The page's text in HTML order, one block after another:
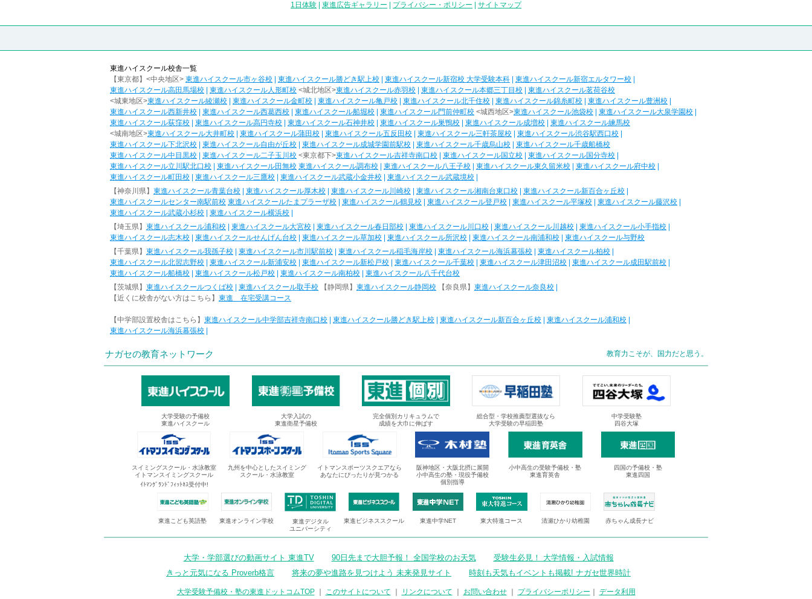
1日体験
東進広告ギャラリー プライバシー・ポリシー サイトマップ
東進ハイスクール校舎一覧
【東京都】<中央地区> 東進ハイスクール市ヶ谷校 東進ハイスクール勝どき駅上校 東進ハイスクール新宿校 大学受験本科 東進ハイスクール新宿エルタワー校
東進ハイスクール高田馬場校
東進ハイスクール人形町校 <城北地区>東進ハイスクール赤羽校 東進ハイスクール本郷三丁目校
東進ハイスクール茗荷谷校
<城東地区>東進ハイスクール綾瀬校 東進ハイスクール金町校 東進ハイスクール亀戸校 東進ハイスクール北千住校 東進ハイスクール錦糸町校 東進ハイスクール豊洲校
東進ハイスクール西新井校
東進ハイスクール西葛西校 東進ハイスクール船堀校 東進ハイスクール門前仲町校 <城西地区>東進ハイスクール池袋校 東進ハイスクール大泉学園校
東進ハイスクール荻窪校
東進ハイスクール高円寺校 東進ハイスクール石神井校 東進ハイスクール巣鴨校 東進ハイスクール成増校
東進ハイスクール練馬校
<城南地区>東進ハイスクール大井町校 東進ハイスクール蒲田校 東進ハイスクール五反田校 東進ハイスクール三軒茶屋校 東進ハイスクール渋谷駅西口校
東進ハイスクール下北沢校
東進ハイスクール自由が丘校 東進ハイスクール成城学園前駅校 東進ハイスクール千歳烏山校
東進ハイスクール千歳船橋校
東進ハイスクール中目黒校
東進ハイスクール二子玉川校 <東京都下>東進ハイスクール吉祥寺南口校 東進ハイスクール国立校 東進ハイスクール国分寺校
東進ハイスクール立川駅北口校
東進ハイスクール田無校 東進ハイスクール調布校 東進ハイスクール八王子校 東進ハイスクール東久留米校 東進ハイスクール府中校
東進ハイスクール町田校
東進ハイスクール三鷹校 東進ハイスクール武蔵小金井校 東進ハイスクール武蔵境校
【神奈川県】 東進ハイスクール青葉台校 東進ハイスクール厚木校 東進ハイスクール川崎校 東進ハイスクール湘南台東口校 東進ハイスクール新百合ヶ丘校
東進ハイスクールセンター南駅前校 東進ハイスクールたまプラーザ校 東進ハイスクール鶴見校 東進ハイスクール登戸校 東進ハイスクール平塚校 東進ハイスクール藤沢校
東進ハイスクール武蔵小杉校
東進ハイスクール横浜校
【埼玉県】 東進ハイスクール浦和校 東進ハイスクール大宮校 東進ハイスクール春日部校 東進ハイスクール川口校 東進ハイスクール川越校 東進ハイスクール小手指校
東進ハイスクール志木校
東進ハイスクールせんげん台校 東進ハイスクール草加校 東進ハイスクール所沢校 東進ハイスクール南浦和校
東進ハイスクール与野校
【千葉県】 東進ハイスクール我孫子校 東進ハイスクール市川駅前校 東進ハイスクール稲毛海岸校 東進ハイスクール海浜幕張校 東進ハイスクール柏校
東進ハイスクール北習志野校
東進ハイスクール新浦安校 東進ハイスクール新松戸校 東進ハイスクール千葉校 東進ハイスクール津田沼校 東進ハイスクール成田駅前校
東進ハイスクール船橋校
東進ハイスクール松戸校 東進ハイスクール南柏校
東進ハイスクール八千代台校
【茨城県】 東進ハイスクールつくば校 東進ハイスクール取手校 【静岡県】 東進ハイスクール静岡校 【奈良県】 東進ハイスクール奈良校
【近くに校舎がない方はこちら】 東進 在宅受講コース
【中学部設置校舎はこちら】 東進ハイスクール中学部吉祥寺南口校 東進ハイスクール勝どき駅上校 東進ハイスクール新百合ヶ丘校 東進ハイスクール浦和校
東進ハイスクール海浜幕張校
ナガセの教育ネットワーク 教育力こそが、国力だと思う。
大学受験の予備校
東進ハイスクール
大学入試の
東進衛星予備校
完全個別カリキュラムで
成績を大巾に伸ばす
総合型・学校推薦型選抜なら
大学受験の早稲田塾
中学受験塾
四谷大塚
スイミングスクール・水泳教室
イトマンスイミングスクール
ｲﾄﾏﾝｸﾞﾗﾝﾄﾞﾌｨｯﾄﾈｽ受付中!
九州を中心としたスイミング
スクール・水泳教室
イトマンスポーツスクエアなら
あなたにぴったりが見つかる
阪神地区・大阪北摂に展開
小中高生の塾・現役予備校
個別指導
小中高生の受験予備校・塾
東進育英舎
四国の予備校・塾
東進四国
東進こども英語塾 東進オンライン学校
東進デジタル
ユニバーシティ
東進ビジネススクール 東進中学NET 東大特進コース 清瀬ひかり幼稚園 赤ちゃん成長ナビ
大学・学部選びの動画サイト 東進TV 90日先まで大胆予報！ 全国学校のお天気
受験生必見！ 大学情報・入試情報
きっと元気になる Proverb格言
将来の夢や進路を見つけよう 未来発見サイト 時刻も天気もイベントも掲載! ナガセ世界時計
大学受験予備校・塾の東進ドットコムTOP｜ このサイトについて リンクについて お問い合わせ｜ プライバシーポリシー データ利用